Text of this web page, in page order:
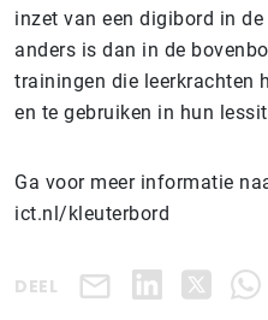
inzet van een digibord in
anders is dan in de
trainingen die leerkrachten
en te gebruiken in hun
Ga voor meer informatie
ict.nl/kleuterbord
DEEL